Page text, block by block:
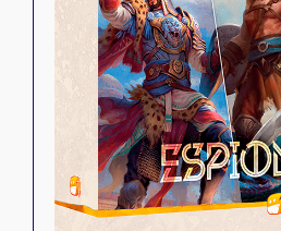
Naruto
Autres
Tapis de